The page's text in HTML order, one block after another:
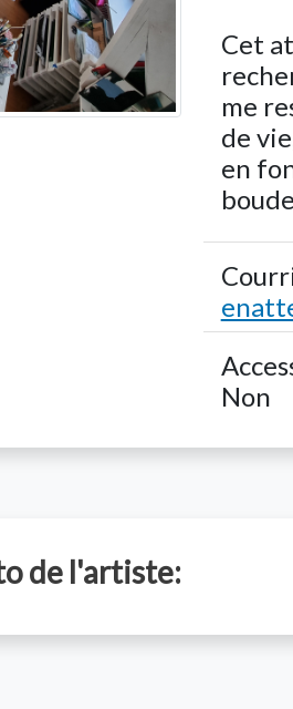
Cet
me
de
en
Non
de l'artiste: